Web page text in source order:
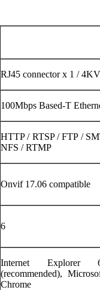
RJ45 connector x 1 /
100Mbps Based-T
HTTP / RTSP / FTP /
NFS / RTMP
Onvif 17.06 compatible
6
Internet
(recommended),
Chrome